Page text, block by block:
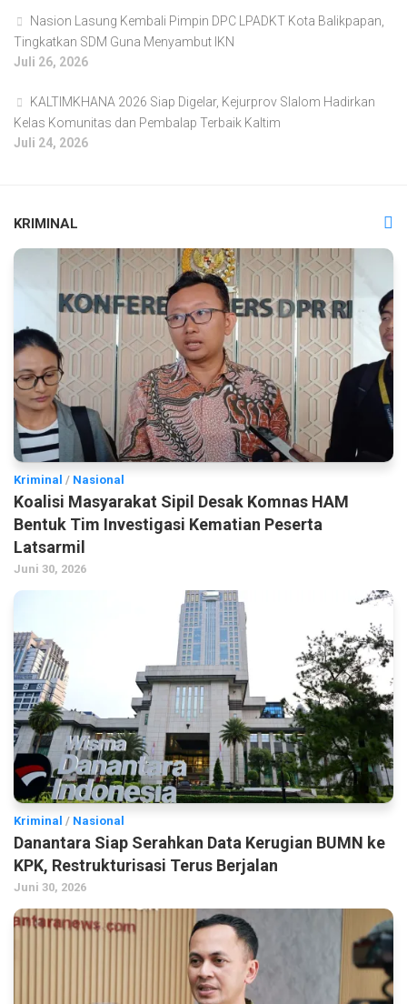
Nasion Lasung Kembali Pimpin DPC LPADKT Kota Balikpapan,
Tingkatkan SDM Guna Menyambut IKN
Juli 26, 2026
KALTIMKHANA 2026 Siap Digelar, Kejurprov Slalom Hadirkan
Kelas Komunitas dan Pembalap Terbaik Kaltim
Juli 24, 2026
KRIMINAL
Kriminal / Nasional
Koalisi Masyarakat Sipil Desak Komnas HAM
Bentuk Tim Investigasi Kematian Peserta
Latsarmil
Juni 30, 2026
Kriminal / Nasional
Danantara Siap Serahkan Data Kerugian BUMN ke
KPK, Restrukturisasi Terus Berjalan
Juni 30, 2026